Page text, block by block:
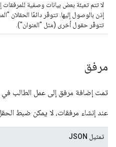
لا تتم تعبئة بعض بيانات وصفية للمرفقات
تتوفّر حقول أخرى (مثل "العنوان").
مرفق
تمت إضافة مرفق إلى عمل الطالب في
عند إنشاء مرفقات، لا يمكن ضبط
تمثيل JSON